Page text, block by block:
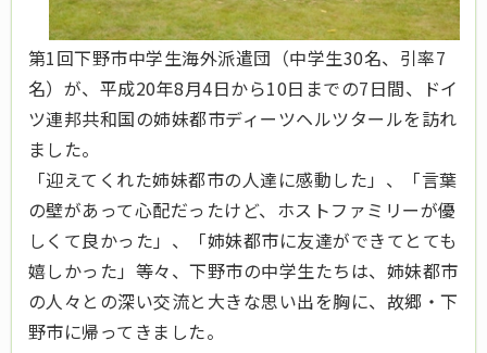
第1回下野市中学生海外派遣団（中学生30名、引率7
名）が、平成20年8月4日から10日までの7日間、ドイ
ツ連邦共和国の姉妹都市ディーツヘルツタールを訪れ
ました。
「迎えてくれた姉妹都市の人達に感動した」、「言葉
の壁があって心配だったけど、ホストファミリーが優
しくて良かった」、「姉妹都市に友達ができてとても
嬉しかった」等々、下野市の中学生たちは、姉妹都市
の人々との深い交流と大きな思い出を胸に、故郷・下
野市に帰ってきました。